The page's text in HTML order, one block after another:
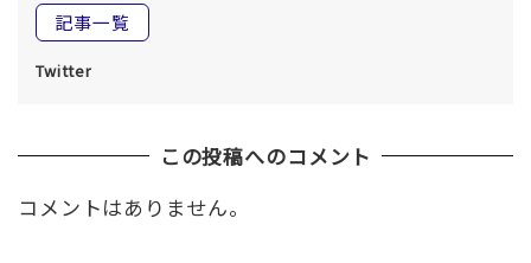
記事一覧
Twitter
この投稿へのコメント
コメントはありません。